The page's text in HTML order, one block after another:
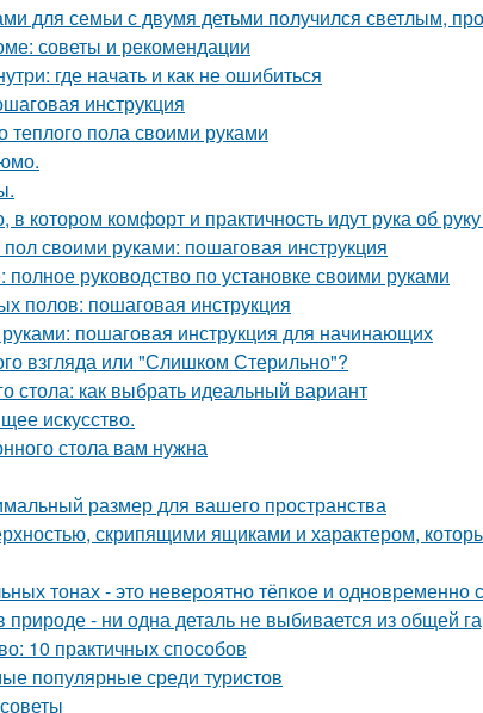
для семьи с двумя детьми получился светлым,
советы и рекомендации
где начать и как не ошибиться
инструкция
теплого пола своими руками
в котором комфорт и практичность идут рука об
своими руками: пошаговая инструкция
руководство по установке своими руками
полов: пошаговая инструкция
пошаговая инструкция для начинающих
взгляда или "Слишком Стерильно"?
стола: как выбрать идеальный вариант
искусство.
стола вам нужна
размер для вашего пространства
скрипящими ящиками и характером,
тонах - это невероятно тёпкое и одновременно
природе - ни одна деталь не выбивается из общей
10 практичных способов
популярные среди туристов